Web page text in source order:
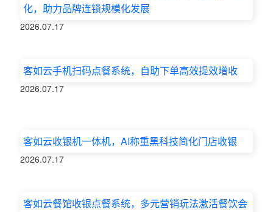
化，助力品牌连锁规模化发展
2026.07.17
客如云手机扫码点餐系统，自助下单高效提效增收
2026.07.17
客如云收银机一体机，AI称重黑科技简化门店收银
2026.07.17
客如云餐馆收银点餐系统，多元营销玩法激活餐饮会